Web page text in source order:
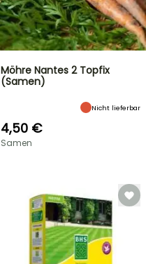
Möhre Nantes 2 Topfix
(Samen)
Nicht lieferbar
4,50 €
Samen